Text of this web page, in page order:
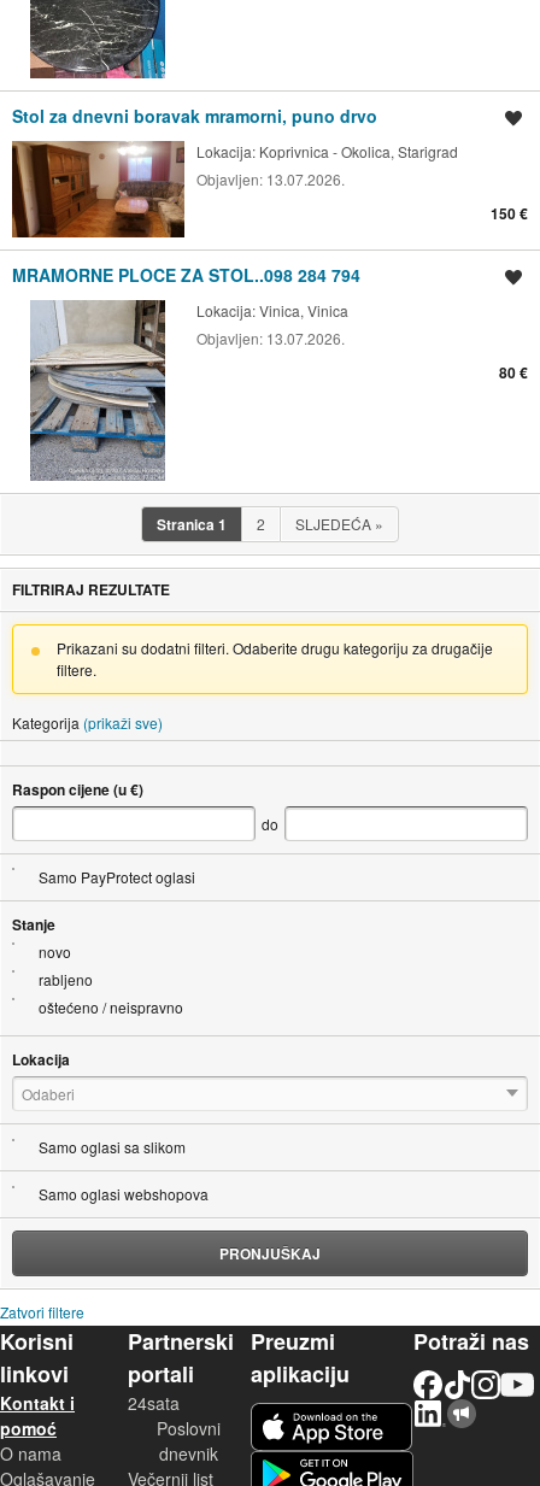
Stol za dnevni boravak mramorni, puno drvo
Lokacija: Koprivnica - Okolica, Starigrad
Objavljen: 13.07.2026.
150 €
MRAMORNE PLOCE ZA STOL..098 284 794
Lokacija:Vinica, Vinica
Objavljen: 13.07.2026.
80 €
Stranica1 2 SLJEDEĆA »
FILTRIRAJ REZULTATE
Prikazani su dodatni filteri. Odaberite drugu kategoriju za drugačije
filtere.
Kategorija (prikaži sve)
Raspon cijene (u €)
do
Samo PayProtect oglasi
Stanje
novo
rabljeno
oštećeno / neispravno
Lokacija
Odaberi
Samo oglasi sa slikom
Samo oglasi webshopova
PRONJUŠKAJ
Zatvori filtere
Korisni
linkovi
Kontakt i
pomoć
O nama
Oglašavanje
Partnerski
portali
24sata
Poslovni
dnevnik
Večernji list
Preuzmi
aplikaciju
Potraži nas